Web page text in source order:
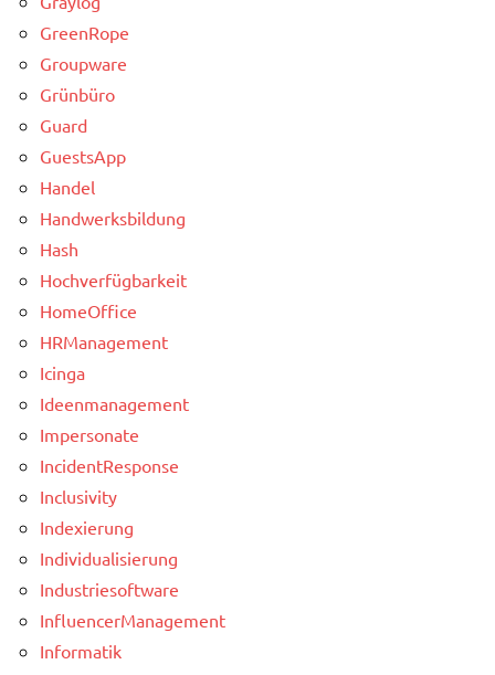
GreenRope
Groupware
Grünbüro
Guard
GuestsApp
Handel
Handwerksbildung
Hash
Hochverfügbarkeit
HomeOffice
HRManagement
Icinga
Ideenmanagement
Impersonate
IncidentResponse
Inclusivity
Indexierung
Individualisierung
Industriesoftware
InfluencerManagement
Informatik